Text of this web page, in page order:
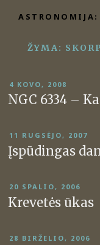
prie
ŽYMA:
PASKELBTA
4 KOVO, 2008
NGC 6334 –
PASKELBTA
11 RUGSĖJO, 2007
Įspūdingas
PASKELBTA
20 SPALIO, 2006
Krevetės ūkas
PASKELBTA
28 BIRŽELIO, 2006